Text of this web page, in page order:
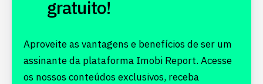
gratuito!
Aproveite as vantagens e benefícios de ser um
assinante da plataforma Imobi Report. Acesse
os nossos conteúdos exclusivos, receba